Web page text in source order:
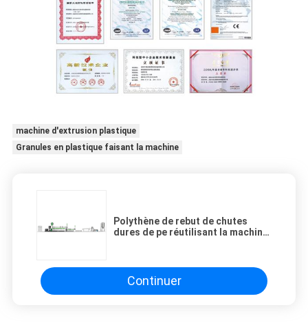
machine d'extrusion plastique
Granules en plastique faisant la machine
Polythène de rebut de chutes
dures de pe réutilisant la machine
Continuer